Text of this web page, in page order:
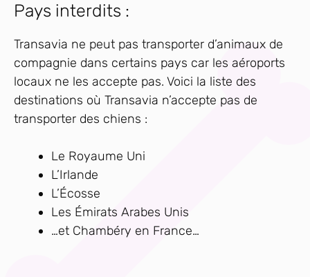
Pays interdits :
Transavia ne peut pas transporter d’animaux de
compagnie dans certains pays car les aéroports
locaux ne les accepte pas. Voici la liste des
destinations où Transavia n’accepte pas de
transporter des chiens :
Le Royaume Uni
L’Irlande
L’Écosse
Les Émirats Arabes Unis
…et Chambéry en France…